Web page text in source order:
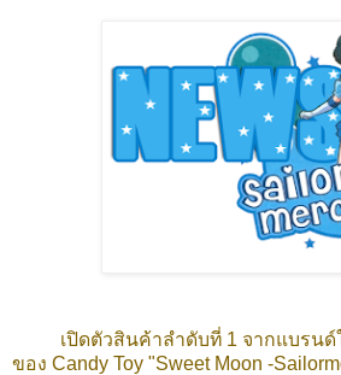
เปิดตัวสินค้าลำดับที่ 1 จากแบรนด์
ของ Candy Toy "Sweet Moon -